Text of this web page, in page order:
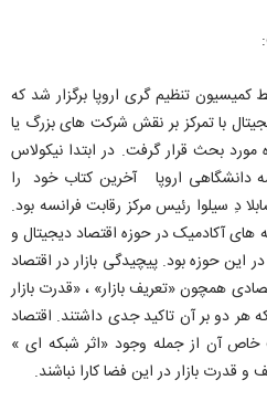
توسط کمیسیون تنظیم گری اروپا برگزار شد که
با تمرکز بر نقش شرکت های بزرگ یا
بحث قرار گرفت. در ابتدا نیکولاس
دانشگاهی اروپا آخرین کتاب خود را
دِ سیلوا رئیس مرکز رقابت فرانسه بود.
های آکادمیک در حوزه اقتصاد دیجیتال و
حوزه بود. پیچیدگی بازار در اقتصاد
همچون «تعریف بازار» ، «قدرت بازار
دو بر آن تاکید جدی داشتند. اقتصاد
خاص آن از جمله وجود «اثر شبکه ای »
قدرت بازار در این فضا کارا نباشند.